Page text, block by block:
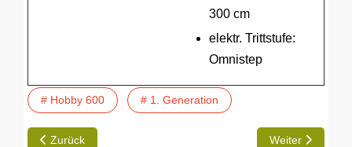
300 cm
elektr. Trittstufe:
Omnistep
# Hobby 600 # 1. Generation
Vorheriger Beitrag: Der Innenraum des Hobby 600
Zurück Nächster
Weiter